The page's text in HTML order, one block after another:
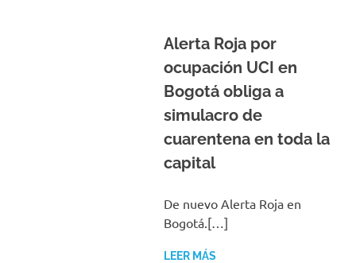
Alerta Roja por
ocupación UCI en
Bogotá obliga a
simulacro de
cuarentena en toda la
capital
De nuevo Alerta Roja en
Bogotá.[…]
LEER MÁS